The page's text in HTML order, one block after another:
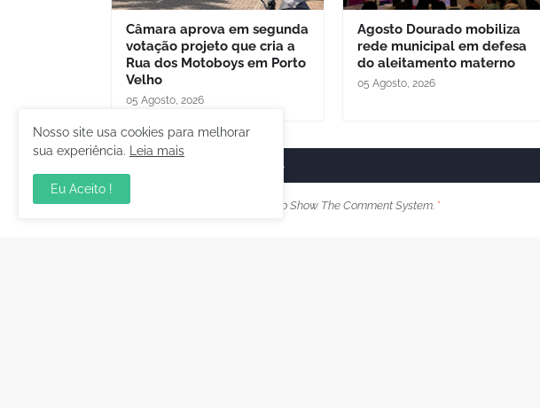
Câmara aprova em segunda
votação projeto que cria a
Rua dos Motoboys em Porto
Velho
05 Agosto, 2026
Agosto Dourado mobiliza
rede municipal em defesa
do aleitamento materno
05 Agosto, 2026
Please Select Embedded Mode To Show The Comment System. *
Nosso site usa cookies para melhorar
sua experiência.
Leia mais
Eu Aceito !